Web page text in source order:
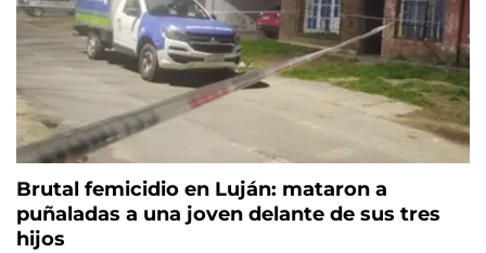
Brutal femicidio en Luján: mataron a
puñaladas a una joven delante de sus tres
hijos